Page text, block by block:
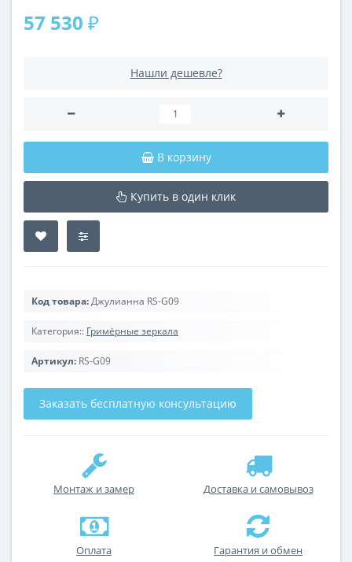
57 530 ₽
Нашли дешевле?
В корзину
Купить в один клик
Код товара:Джулианна RS-G09
Категория:: Гримёрные зеркала
Артикул: RS-G09
Заказать бесплатную консультацию
Монтаж и замер Доставка и самовывоз
Оплата Гарантия и обмен